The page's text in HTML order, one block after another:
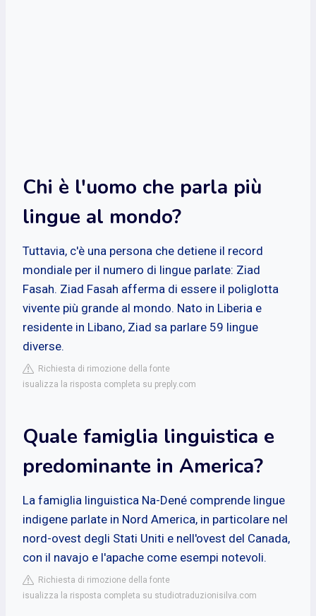
Chi è l'uomo che parla più
lingue al mondo?
Tuttavia, c'è una persona che detiene il record
mondiale per il numero di lingue parlate: Ziad
Fasah. Ziad Fasah afferma di essere il poliglotta
vivente più grande al mondo. Nato in Liberia e
residente in Libano, Ziad sa parlare 59 lingue
diverse.
Richiesta di rimozione della fonte
isualizza la risposta completa su preply.com
Quale famiglia linguistica e
predominante in America?
La famiglia linguistica Na-Dené comprende lingue
indigene parlate in Nord America, in particolare nel
nord-ovest degli Stati Uniti e nell'ovest del Canada,
con il navajo e l'apache come esempi notevoli.
Richiesta di rimozione della fonte
isualizza la risposta completa su studiotraduzionisilva.com